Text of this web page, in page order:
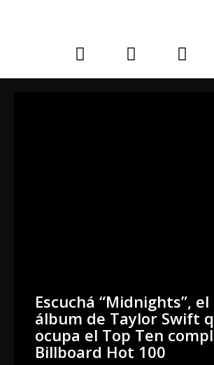
Escuchá “Midnights”,
álbum de Taylor Swift
ocupa el Top Ten
Billboard Hot 100